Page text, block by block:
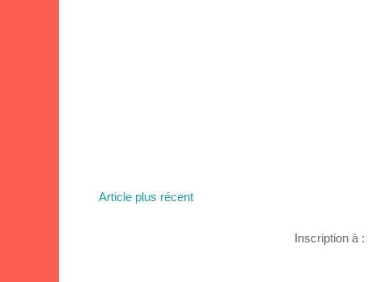
Article plus récent
Inscription à :